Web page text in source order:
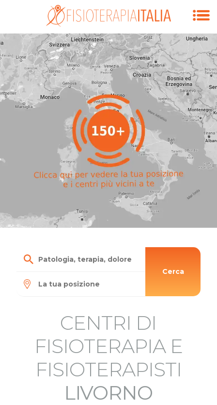
Cerca
CENTRI DI
FISIOTERAPIA E
FISIOTERAPISTI
LIVORNO